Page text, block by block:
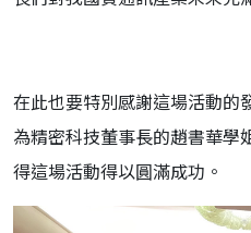
在此也要特別感謝這場活動的
為精密科技董事長的趙書華學
得這場活動得以圓滿成功。